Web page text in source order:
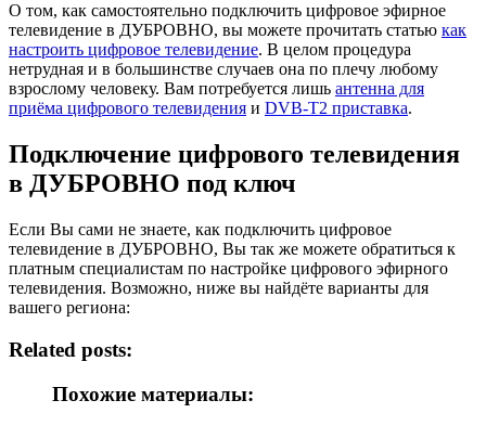
О том, как самостоятельно подключить цифровое эфирное
телевидение в ДУБРОВНО, вы можете прочитать статью как
настроить цифровое телевидение. В целом процедура
нетрудная и в большинстве случаев она по плечу любому
взрослому человеку. Вам потребуется лишь антенна для
приёма цифрового телевидения и DVB-T2 приставка.
Подключение цифрового телевидения
в ДУБРОВНО под ключ
Если Вы сами не знаете, как подключить цифровое
телевидение в ДУБРОВНО, Вы так же можете обратиться к
платным специалистам по настройке цифрового эфирного
телевидения. Возможно, ниже вы найдёте варианты для
вашего региона:
Related posts:
Похожие материалы: